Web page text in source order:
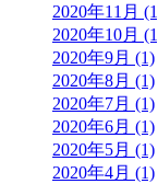
2020年11月
2020年10月
2020年9月 (1)
2020年8月 (1)
2020年7月 (1)
2020年6月 (1)
2020年5月 (1)
2020年4月 (1)